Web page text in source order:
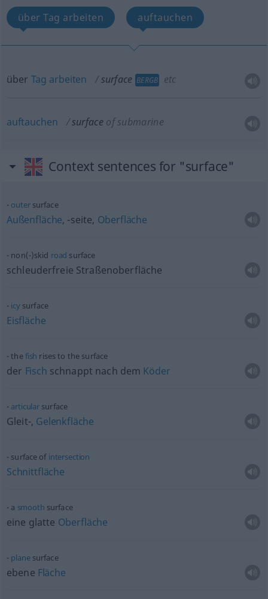
über Tag arbeiten auftauchen
über Tag arbeiten surface BERGB etc
auftauchen surface of submarine
Context sentences for "surface"
outersurface
Außenfläche, -seite, Oberfläche
non(-)skid road surface
schleuderfreie Straßenoberfläche
icysurface
Eisfläche
thefish rises to the surface
der Fisch schnappt nach dem Köder
articular surface
Gleit-, Gelenkfläche
surface of intersection
Schnittfläche
a smooth surface
eine glatte Oberfläche
planesurface
ebene Fläche